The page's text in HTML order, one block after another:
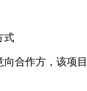
式
向合作方，该项